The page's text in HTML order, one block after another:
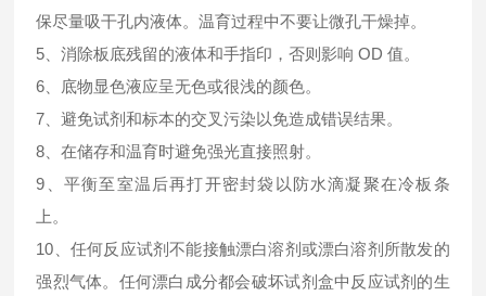
保尽量吸干孔内液体。温育过程中不要让微孔干燥掉。
5、消除板底残留的液体和手指印，否则影响 OD 值。
6、底物显色液应呈无色或很浅的颜色。
7、避免试剂和标本的交叉污染以免造成错误结果。
8、在储存和温育时避免强光直接照射。
9、平衡至室温后再打开密封袋以防水滴凝聚在冷板条
上。
10、任何反应试剂不能接触漂白溶剂或漂白溶剂所散发的
强烈气体。任何漂白成分都会破坏试剂盒中反应试剂的生